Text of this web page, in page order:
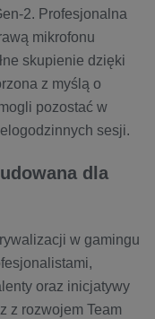
2. Profesjonalna
mikrofonu
skupienie dzięki
z myślą o
pozostać w
sesji.
dla
w gamingu
oraz inicjatywy
z rozwojem Team